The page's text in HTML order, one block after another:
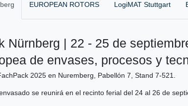
EUROPEAN ROTORS LogiMAT Stuttgart
Nürnberg | 22 - 25 de
de envases, procesos y
2025 en Nuremberg, Pabellón 7, Stand 7-521.
se reunirá en el recinto ferial del 24 al 26 de